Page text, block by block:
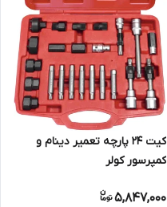
کیت 24 پارچه تعمیر دینام و
کمپرسور کولر
5,847,000